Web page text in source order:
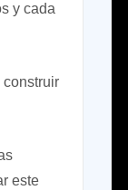
y cada
este